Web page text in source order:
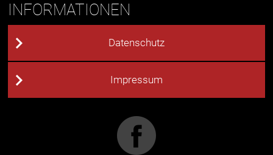
INFORMATIONEN
Datenschutz
Impressum